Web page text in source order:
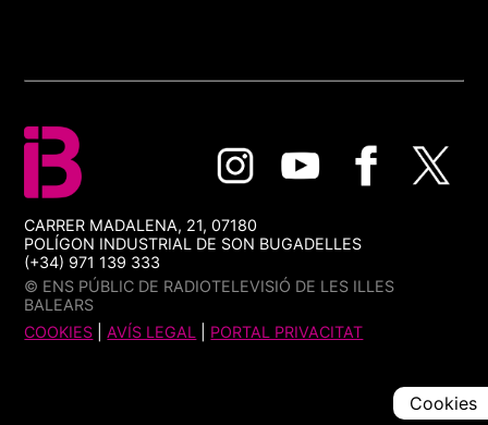
CARRER MADALENA, 21, 07180
POLÍGON INDUSTRIAL DE SON BUGADELLES
(+34) 971 139 333
© ENS PÚBLIC DE RADIOTELEVISIÓ DE LES ILLES
BALEARS
COOKIES |AVÍS LEGAL PORTAL PRIVACITAT
Cookies